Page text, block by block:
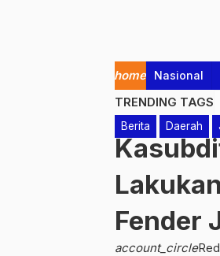
home Nasional
TRENDING TAGS
Berita Daerah
Fender
account_circle